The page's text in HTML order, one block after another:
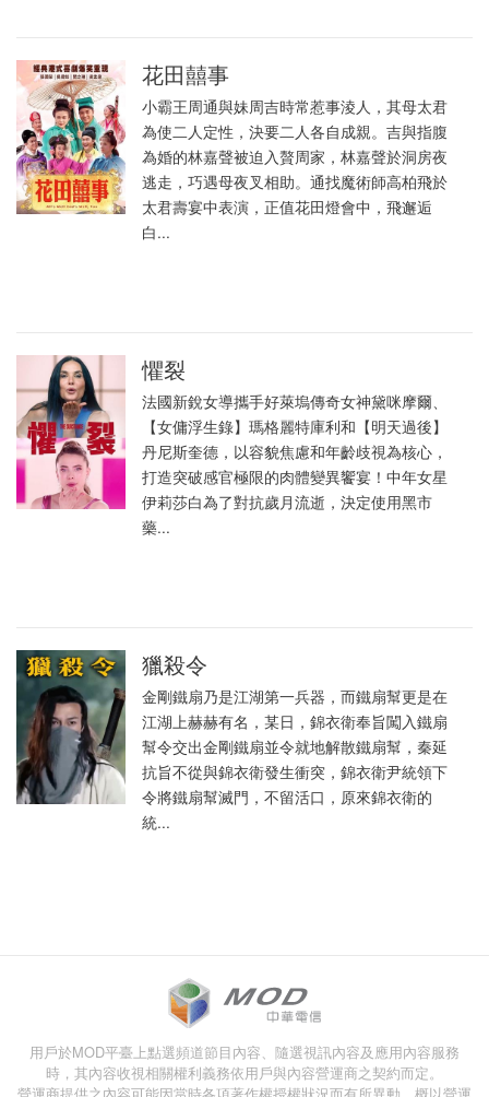
花田囍事
小霸王周通與妹周吉時常惹事淩人，其母太君
為使二人定性，決要二人各自成親。吉與指腹
為婚的林嘉聲被迫入贅周家，林嘉聲於洞房夜
逃走，巧遇母夜叉相助。通找魔術師高柏飛於
太君壽宴中表演，正值花田燈會中，飛邂逅
白...
懼裂
法國新銳女導攜手好萊塢傳奇女神黛咪摩爾、
【女傭浮生錄】瑪格麗特庫利和【明天過後】
丹尼斯奎德，以容貌焦慮和年齡歧視為核心，
打造突破感官極限的肉體變異饗宴！中年女星
伊莉莎白為了對抗歲月流逝，決定使用黑市
藥...
獵殺令
金剛鐵扇乃是江湖第一兵器，而鐵扇幫更是在
江湖上赫赫有名，某日，錦衣衛奉旨闖入鐵扇
幫令交出金剛鐵扇並令就地解散鐵扇幫，秦延
抗旨不從與錦衣衛發生衝突，錦衣衛尹統領下
令將鐵扇幫滅門，不留活口，原來錦衣衛的
統...
用戶於MOD平臺上點選頻道節目內容、隨選視訊內容及應用內容服務
時，其內容收視相關權利義務依用戶與內容營運商之契約而定。
營運商提供之內容可能因當時各項著作權授權狀況而有所異動，概以營運